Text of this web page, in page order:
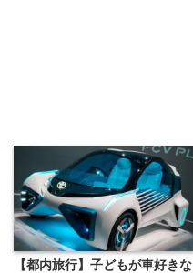
【都内旅行】子どもが車好きな